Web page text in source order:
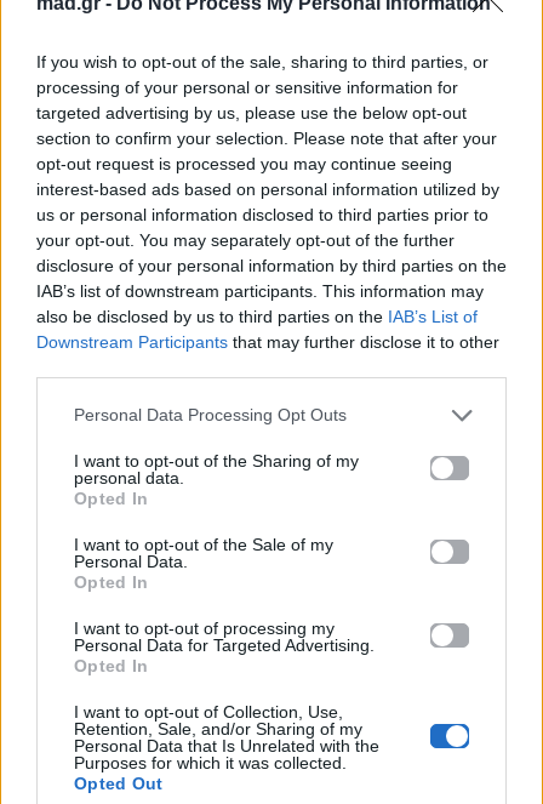
If you wish to opt-out of the sale, sharing to third parties, or
processing of your personal or sensitive information for
targeted advertising by us, please use the below opt-out
section to confirm your selection. Please note that after your
opt-out request is processed you may continue seeing
interest-based ads based on personal information utilized by
us or personal information disclosed to third parties prior to
your opt-out. You may separately opt-out of the further
disclosure of your personal information by third parties on the
IAB’s list of downstream participants. This information may
also be disclosed by us to third parties on the IAB’s List of
Downstream Participants that may further disclose it to other
Personal Data Processing Opt Outs
I want to opt-out of the Sharing of my
personal data.
Opted In
I want to opt-out of the Sale of my
Personal Data.
Opted In
I want to opt-out of processing my
Personal Data for Targeted Advertising.
Opted In
I want to opt-out of Collection, Use,
Retention, Sale, and/or Sharing of my
Personal Data that Is Unrelated with the
Purposes for which it was collected.
Opted Out
Η Αγγελική Ηλιάδη αποκαλύπτει: «Το
μετάνιωσα που συγχώρησα την
απιστία – Δεν σταματούν ποτέ»
19.07.2026
Η Μαίρη Συνατσάκη στο After Dark: «Η
απώλεια της θείας μου στα 40 της με
έκανε να καταλάβω ότι το τώρα είναι
το παν»
19.07.2026